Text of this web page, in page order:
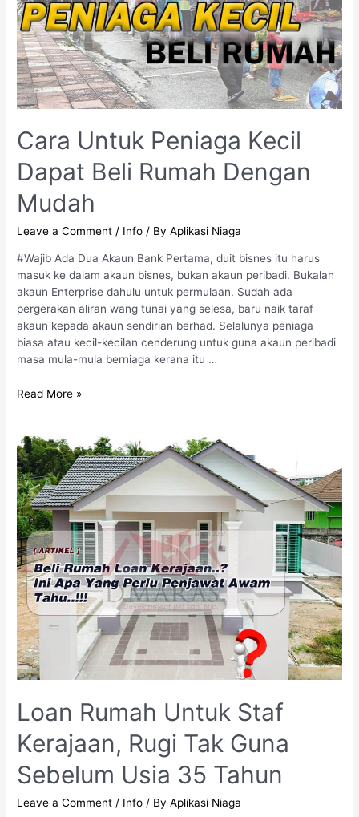
Cara Untuk Peniaga Kecil
Dapat Beli Rumah Dengan
Mudah
Leave a Comment / Info / ByAplikasi Niaga
#Wajib Ada Dua Akaun Bank Pertama, duit bisnes itu harus
masuk ke dalam akaun bisnes, bukan akaun peribadi. Bukalah
akaun Enterprise dahulu untuk permulaan. Sudah ada
pergerakan aliran wang tunai yang selesa, baru naik taraf
akaun kepada akaun sendirian berhad. Selalunya peniaga
biasa atau kecil-kecilan cenderung untuk guna akaun peribadi
masa mula-mula berniaga kerana itu …
Read More »
Loan Rumah Untuk Staf
Kerajaan, Rugi Tak Guna
Sebelum Usia 35 Tahun
Leave a Comment / Info / ByAplikasi Niaga